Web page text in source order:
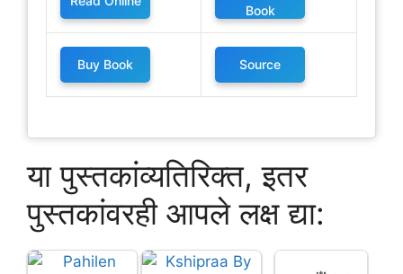
Book
Buy Book Source
या पुस्तकांव्यतिरिक्त, इतर
पुस्तकांवरही आपले लक्ष द्या: